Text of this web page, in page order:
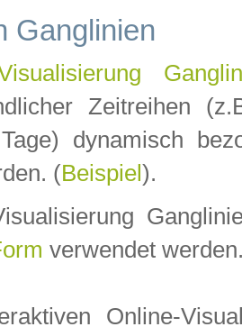
Ganglinien
Zeitreihen
dynamisch
(Beispiel ).
verwendet
Online-